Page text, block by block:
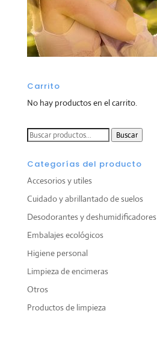
Carrito
No hay productos en el carrito.
Buscar
Buscar
Categorías del producto
Accesorios y utiles
Cuidado y abrillantado de suelos
Desodorantes y deshumidificadores
Embalajes ecológicos
Higiene personal
Limpieza de encimeras
Otros
Productos de limpieza